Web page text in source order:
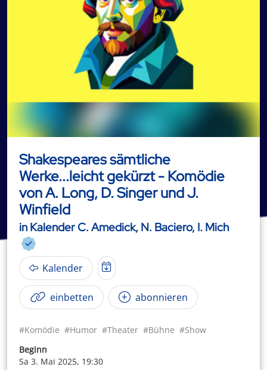
Shakespeares sämtliche
Werke...leicht gekürzt - Komödie
von A. Long, D. Singer und J.
Winfield
in Kalender C. Amedick, N. Baciero, I. Mich
Kalender
einbetten abonnieren
#Komödie #Humor #Theater #Bühne #Show
Beginn
Sa 3. Mai 2025, 19:30